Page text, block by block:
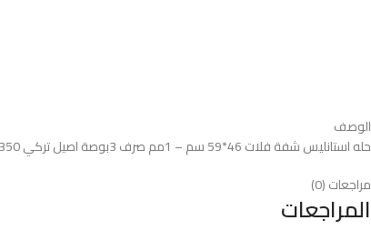
الوصف
حله استانليس شفة فلات 46*59 سم – 1مم صرف 3بوصة اصيل تركي AS-350
مراجعات (0)
المراجعات